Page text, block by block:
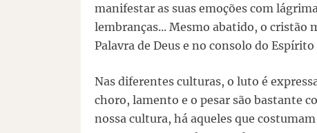
manifestar as suas emoções com
lembranças... Mesmo abatido, o cristão
Palavra de Deus e no consolo do
Nas diferentes culturas, o luto é
choro, lamento e o pesar são bastante
nossa cultura, há aqueles que